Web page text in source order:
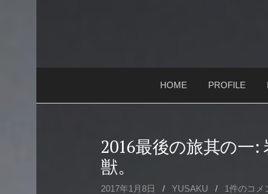
ツ
ス
HOME PROFILE
2016最後の旅其の一:
獣。
2017年1月8日 / YUSAKU / 1件のコメ